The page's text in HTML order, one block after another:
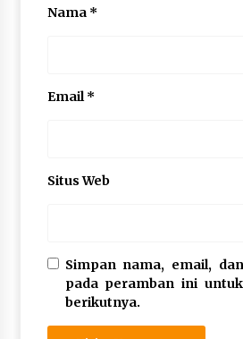
Nama *
Email *
Situs Web
Simpan nama, email,
pada peramban ini
berikutnya.